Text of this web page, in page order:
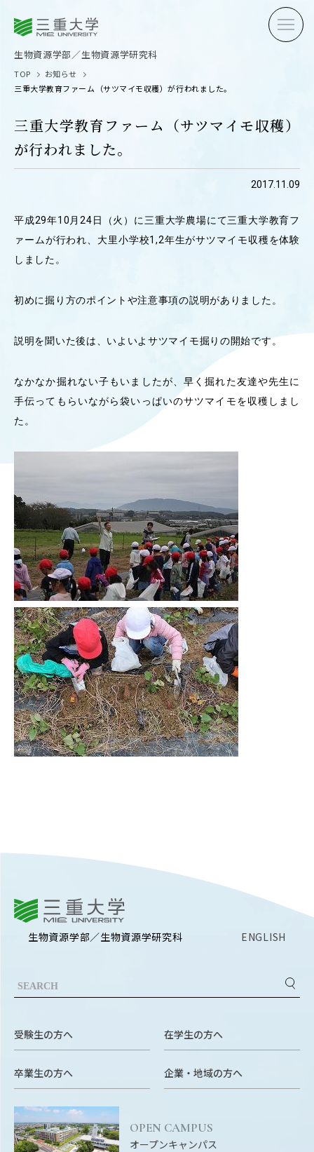
生物資源学部 生物資源学研究科
サイトマップ
お問い合わせ
OUR OPEN
学問探求セミナー
INTERVIEW
学部概要
ACADEMICS
教育（学部・大学院等）
ADMISSION
入試情報
RESEARCH
研究
SOCIAL
社会連携
CAMPUS LIFE
大学生活
パンフレット
FACULTY
教員一覧
EVENTS
BULLETIN
TOP
お知らせ
三重大学教育ファーム（サツマイモ収穫）が行われました。
三重大学教育ファーム（サツマイモ収穫）
が行われました。
2017.11.09
平成29年10月24日（火）に三重大学農場にて三重大学教育フ
ァームが行われ、大里小学校1,2年生がサツマイモ収穫を体験
しました。
初めに掘り方のポイントや注意事項の説明がありました。
説明を聞いた後は、いよいよサツマイモ掘りの開始です。
なかなか掘れない子もいましたが、早く掘れた友達や先生に
手伝ってもらいながら袋いっぱいのサツマイモを収穫しまし
た。
生物資源学部／生物資源学研究科 ENGLISH
受験生の方へ 在学生の方へ
卒業生の方へ 企業・地域の方へ
OPEN CAMPUS
オープンキャンパス